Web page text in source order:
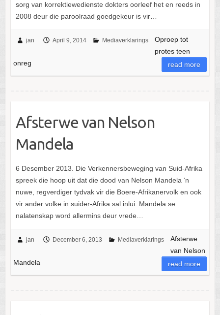
sorg van korrektiewedienste dokters oorleef het en reeds in
2008 deur die paroolraad goedgekeur is vir…
jan April 9, 2014 Mediaverklarings
Oproep tot
protes teen
onreg
read more
Afsterwe van Nelson
Mandela
6 Desember 2013. Die Verkennersbeweging van Suid-Afrika
spreek die hoop uit dat die dood van Nelson Mandela ‘n
nuwe, regverdiger tydvak vir die Boere-Afrikanervolk en ook
vir ander volke in suider-Afrika sal inlui. Mandela se
nalatenskap word allermins deur vrede…
jan December 6, 2013 Mediaverklarings
Afsterwe
van Nelson
Mandela
read more